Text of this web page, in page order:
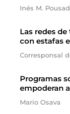
Inés M.
Las redes
con estafas
Corresponsal
Programas
empoderan
Mario Osava